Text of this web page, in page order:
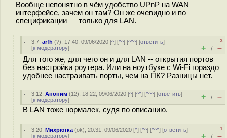
Вообще непонятно в чём удобство UPnP на WAN
интерфейсе, зачем он там? Он же очевидно и по
спецификации — только для LAN.
3.7 ,arfh (?), 17:40, 09/06/2020 [^] [^^] [^^^] [ответить]
[к модератору]
–3
+ / –
Для того же, для чего он и для LAN -- открытия портов
без настройки роутера. Или на ноутбуке с Wi-Fi гораздо
удобнее настраивать порты, чем на ПК? Разницы нет.
3.12 ,Аноним (12), 18:22, 09/06/2020 [^] [^^] [^^^] [ответить]
[к модератору] + / –
В LAN тоже нормалек, судя по описанию.
3.20 ,Михрютка (ok), 20:31, 09/06/2020 [^] [^^] [^^^] [ответить]
[к модератору]
–1
+ –